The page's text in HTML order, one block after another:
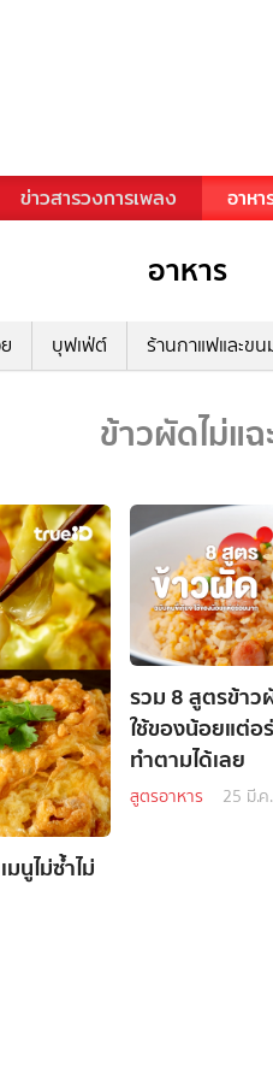
ข่าวสารวงการเพลง อาหา
อาหาร
บุฟเฟ่ต์ ร้านกาแฟและขน
ข้าวผัดไม่แฉ
นูไม่ซ้ำไม่
รวม 8 สูตรข้า
ใช้ของน้อยแต่อ
ทำตามได้เลย
สูตรอาหาร 25 มี.